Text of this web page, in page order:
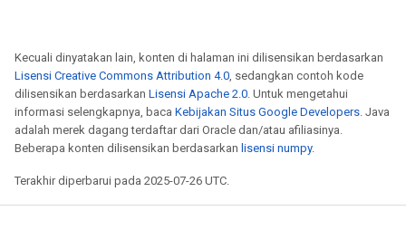
Kecuali dinyatakan lain, konten di halaman ini dilisensikan berdasarkan
Lisensi Creative Commons Attribution 4.0, sedangkan contoh kode
dilisensikan berdasarkan Lisensi Apache 2.0. Untuk mengetahui
informasi selengkapnya, baca Kebijakan Situs Google Developers. Java
adalah merek dagang terdaftar dari Oracle dan/atau afiliasinya.
Beberapa konten dilisensikan berdasarkan lisensi numpy.
Terakhir diperbarui pada 2025-07-26 UTC.